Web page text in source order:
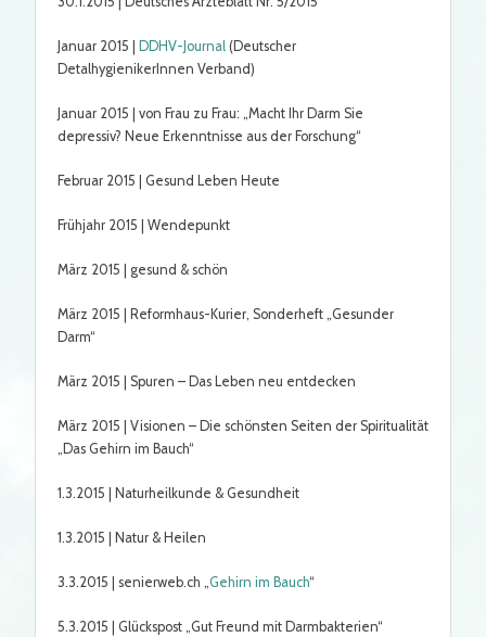
Januar 2015 | DDHV-Journal (Deutscher
DetalhygienikerInnen Verband)
Januar 2015 | von Frau zu Frau: „Macht Ihr Darm Sie
depressiv? Neue Erkenntnisse aus der Forschung“
Februar 2015 | Gesund Leben Heute
Frühjahr 2015 | Wendepunkt
März 2015 | gesund & schön
März 2015 | Reformhaus-Kurier, Sonderheft „Gesunder
Darm“
März 2015 | Spuren – Das Leben neu entdecken
März 2015 | Visionen – Die schönsten Seiten der Spiritualität
„Das Gehirn im Bauch“
1.3.2015 | Naturheilkunde & Gesundheit
1.3.2015 | Natur & Heilen
3.3.2015 | senierweb.ch „Gehirn im Bauch“
5.3.2015 | Glückspost „Gut Freund mit Darmbakterien“